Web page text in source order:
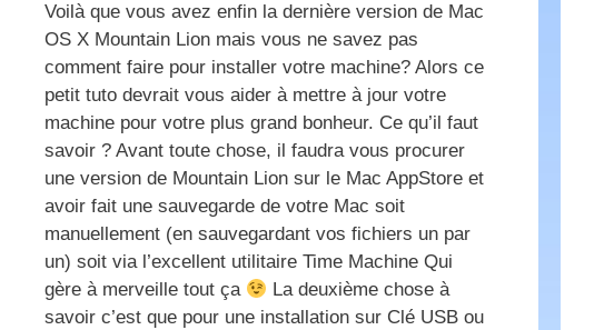
Voilà que vous avez enfin la dernière version de Mac
OS X Mountain Lion mais vous ne savez pas
comment faire pour installer votre machine? Alors ce
petit tuto devrait vous aider à mettre à jour votre
machine pour votre plus grand bonheur. Ce qu’il faut
savoir ? Avant toute chose, il faudra vous procurer
une version de Mountain Lion sur le Mac AppStore et
avoir fait une sauvegarde de votre Mac soit
manuellement (en sauvegardant vos fichiers un par
un) soit via l’excellent utilitaire Time Machine Qui
gère à merveille tout ça
La deuxième chose à
savoir c’est que pour une installation sur Clé USB ou